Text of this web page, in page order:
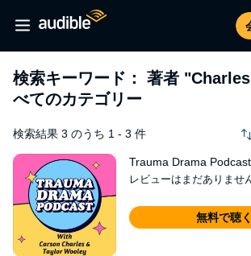
検索キーワード： 著者
べてのカテゴリー
検索結果 3 のうち 1 - 3 件
Trauma Drama Podcast
レビューはまだありませ
無料で聴く